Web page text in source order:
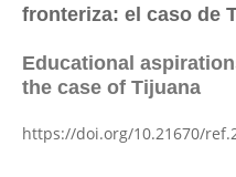
fronteriza: el caso de
Educational
the case of Tijuana
https://doi.org/10.21670/